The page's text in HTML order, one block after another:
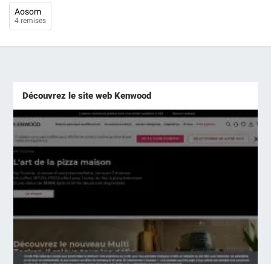
Aosom
4 remises
Découvrez le site web Kenwood